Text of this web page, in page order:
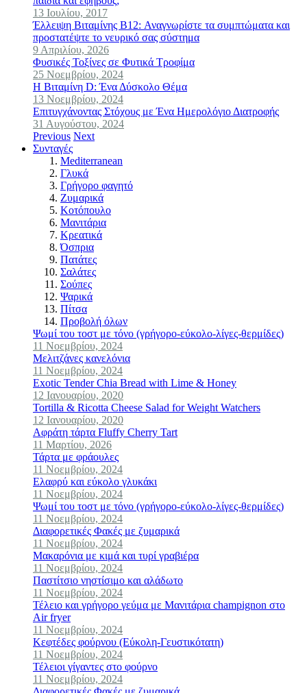
13 Ιουλίου, 2017
Έλλειψη Βιταμίνης B12: Αναγνωρίστε τα συμπτώματα και
προστατέψτε το νευρικό σας σύστημα
9 Απριλίου, 2026
Φυσικές Τοξίνες σε Φυτικά Τροφίμα
25 Νοεμβρίου, 2024
Η Βιταμίνη D: Ένα Δύσκολο Θέμα
13 Νοεμβρίου, 2024
Επιτυγχάνοντας Στόχους με Ένα Ημερολόγιο Διατροφής
31 Αυγούστου, 2024
Previous Next
Συνταγές
Mediterranean
Γλυκά
Γρήγορο φαγητό
Ζυμαρικά
Κοτόπουλο
Μανιτάρια
Κρεατικά
Όσπρια
Πατάτες
Σαλάτες
Σούπες
Ψαρικά
Πίτσα
Προβολή όλων
Ψωμί του τοστ με τόνο (γρήγορο-εύκολο-λίγες-θερμίδες)
11 Νοεμβρίου, 2024
Μελιτζάνες κανελόνια
11 Νοεμβρίου, 2024
Exotic Tender Chia Bread with Lime & Honey
12 Ιανουαρίου, 2020
Tortilla & Ricotta Cheese Salad for Weight Watchers
12 Ιανουαρίου, 2020
Αφράτη τάρτα Fluffy Cherry Tart
11 Μαρτίου, 2026
Τάρτα με φράουλες
11 Νοεμβρίου, 2024
Ελαφρύ και εύκολο γλυκάκι
11 Νοεμβρίου, 2024
Ψωμί του τοστ με τόνο (γρήγορο-εύκολο-λίγες-θερμίδες)
11 Νοεμβρίου, 2024
Διαφορετικές Φακές με ζυμαρικά
11 Νοεμβρίου, 2024
Μακαρόνια με κιμά και τυρί γραβιέρα
11 Νοεμβρίου, 2024
Παστίτσιο νηστίσιμο και αλάδωτο
11 Νοεμβρίου, 2024
Τέλειο και γρήγορο γεύμα με Mανιτάρια champignon στο
Air fryer
11 Νοεμβρίου, 2024
Κεφτέδες φούρνου (Εύκολη-Γευστικότατη)
11 Νοεμβρίου, 2024
Τέλειοι γίγαντες στο φούρνο
11 Νοεμβρίου, 2024